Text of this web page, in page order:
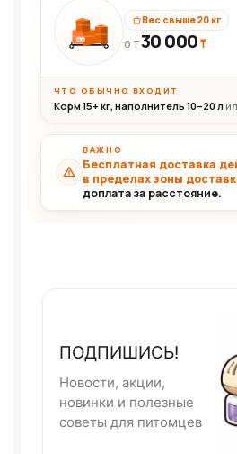
30+кг
Вес свыше 20 кг
ОТ30 000₸
ЧТО ОБЫЧНО ВХОДИТ
Корм 15+ кг, наполнитель 10–20 л
ВАЖНО
Бесплатная доставка
в пределах зоны
доплата за расстояние.
ПОДПИШИСЬ!
Новости, акции,
новинки и полезные
советы для питомцев